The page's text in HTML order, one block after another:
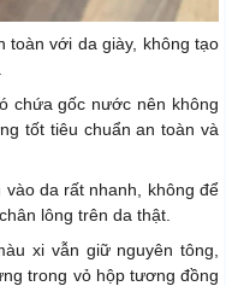
toàn với da giày, không tạo
chứa gốc nước nên không
tốt tiêu chuẩn an toàn và
vào da rất nhanh, không để
lông trên da thật.
xi vẫn giữ nguyên tông,
trong vỏ hộp tương đồng